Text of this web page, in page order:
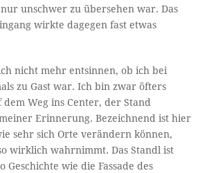
unschwer zu übersehen war. Das
wirkte dagegen fast etwas
nicht mehr entsinnen, ob ich bei
zu Gast war. Ich bin zwar öfters
Weg ins Center, der Stand
Erinnerung. Bezeichnend ist hier
sehr sich Orte verändern können,
wirklich wahrnimmt. Das Standl ist
Geschichte wie die Fassade des